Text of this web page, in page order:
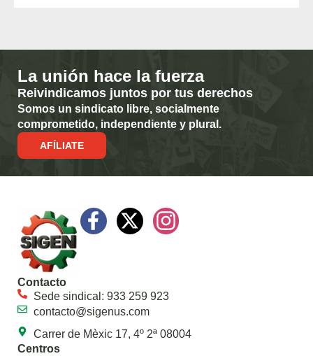
La unión hace la fuerza
Reivindicamos juntos por tus derechos
Somos un sindicato libre, socialmente
comprometido, independiente y plural.
AFÍLIATE
Contacto
Sede sindical: 933 259 923
contacto@sigenus.com
Carrer de Mèxic 17, 4º 2ª 08004
Centros